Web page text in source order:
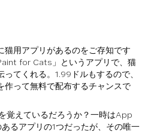
用アプリがあるのをご存知です
for Cats」というアプリで、猫
てくれる。1.99ドルもするので、
作って無料で配布するチャンスで
覚えているだろうか？一時はApp
るアプリの1つだったが、その唯一